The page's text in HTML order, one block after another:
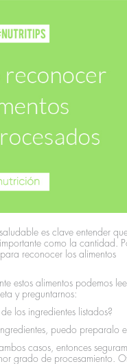
es clave entender
como la cantidad.
reconocer los alimentos
estos alimentos podemos
y preguntarnos:
los ingredientes listados?
puedo preparalo
casos, entonces
grado de procesamiento.